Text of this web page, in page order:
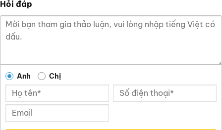
Hỏi đáp
Anh Chị